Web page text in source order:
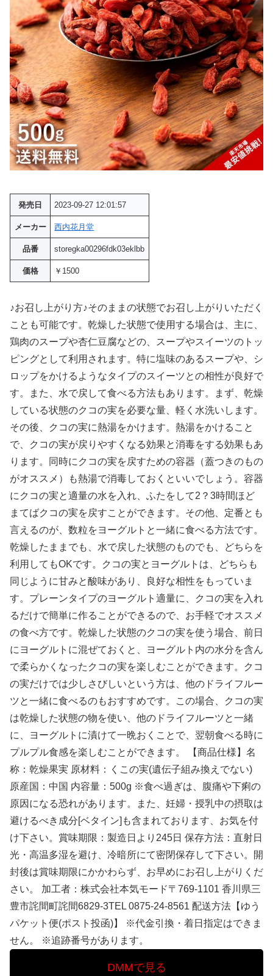
発売日 2023-09-27 12:01:57
メーカー 西内花月堂
品番 storegka00296fdk03eklbb
価格 ￥1500
♪お召し上がり方♪そのままの状態でお召し上がりいただく
ことも可能です。乾燥した状態で使用する場合は、主に、
鶏肉のスープや杏仁豆腐などの、スープやスイーツのトッ
ピングとして利用されます。特に塩味のあるスープや、シ
ロップをかけるようなタイプのスイーツとの相性が良好で
す。また、水で戻して食べる方法もあります。まず、乾燥
している状態のクコの実を必要な量、軽く水洗いします。
その後、クコの実に熱湯をかけます。熱湯をかけること
で、クコの実が戻りやすくなる効果と消毒をする効果もあ
ります。同時にクコの実を戻すための容器（蓋つきのもの
がオススメ）も熱湯で消毒しておくといいでしょう。容器
にクコの実と適量の水を入れ、ふたをして2？3時間ほど
まてばクコの実を戻すことができます。その他、定番とも
言えるのが、数粒をヨーグルトと一緒に食べる方法です。
乾燥したままでも、水で戻した状態のものでも、どちらを
利用してもOKです。クコの実とヨーグルトは、どちらも
同じように甘みと酸味があり、良好な相性をもっていま
す。プレーンタイプのヨーグルト適量に、クコの実を入れ
るだけで簡単に作ることができるので、お手軽でオススメ
の食べ方です。乾燥した状態のクコの実を使う場合、前日
にヨーグルトに混ぜておくと、ヨーグルト内の水分を含ん
で柔らかくなったクコの実を楽しむことができます。クコ
の実だけでは少しさびしいという方は、他のドライフルー
ツと一緒に食べるのもおすすめです。この場合、クコの実
は乾燥した状態の物を使い、他のドライフルーツと一緒
に、ヨーグルトに漬けて一晩おくことで、翌朝食べる時に
プルプル食感を楽しむことができます。 【商品仕様】名
称：乾燥果実 原材料：くこの実(遺伝子組み換えでない)
原産国：中国 内容量：500g ※食べ過ぎは、腹痛や下痢の
原因になる恐れがあります。また、妊婦・授乳中の摂取は
避けるべき成分[ベタイン]も含まれております、お気を付
け下さい。賞味期限：製造日より245日 保存方法：直射日
光・高温多湿を避け、冷暗所にて密閉保存して下さい。開
封後は賞味期限にかかわらず、お早めにお召し上がりくだ
さい。 加工者：株式会社本気モード〒769-1101 香川県三
豊市詫間町詫間6829-3TEL 0875-24-8561 配送方法【ゆう
パケット便(ポスト投函)】 ※代金引換・着日指定はできま
せん。 ※追跡番号があります。
DMMで見る